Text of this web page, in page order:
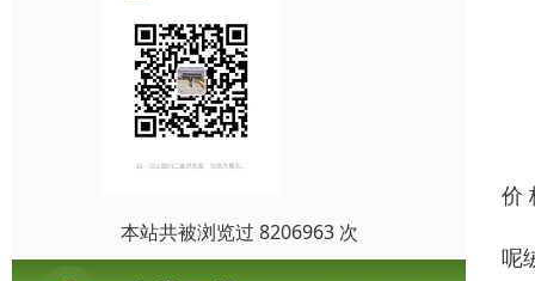
本站共被浏览过 8206963 次
价
呢